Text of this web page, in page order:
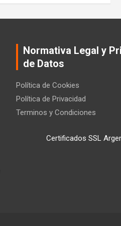
Normativa Legal y
de Datos
Política de Cookies
Política de Privacidad
Terminos y Condiciones
Certificados SSL